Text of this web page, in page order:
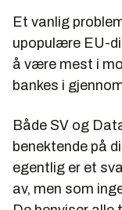
Et vanlig
upopulære EU-
å være mest i
bankes i
Både SV og
benektende på
egentlig er et
av, men som